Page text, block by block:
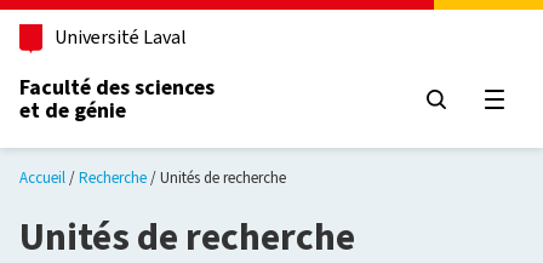
Aller au contenu principal
Université Laval
Faculté des sciences
et de génie
Accueil Recherche Unités de recherche
Unités de recherche